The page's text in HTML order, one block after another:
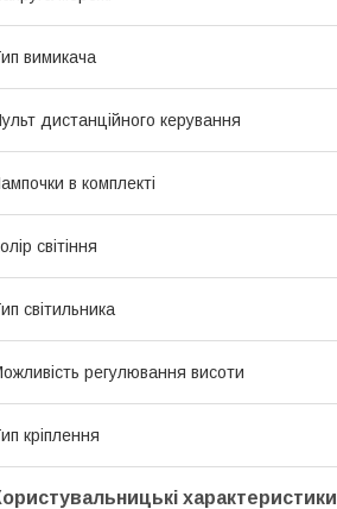
вимикача
дистанційного керування
в комплекті
світіння
світильника
регулювання висоти
кріплення
характеристики